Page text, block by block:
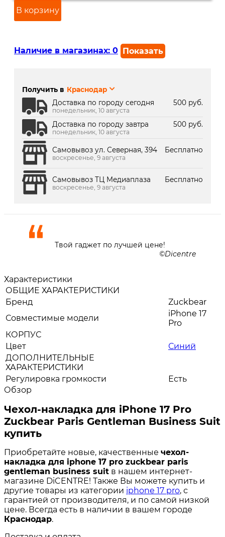
В корзину
Наличие в магазинах: 0 Показать
г. Краснодар, ТК Медиаплаза:
Получить в Краснодар
Доставка по городу сегодня
500 руб.
понедельник, 10 августа
Доставка по городу завтра 500 руб.
понедельник, 10 августа
Самовывоз ул. Северная, 394 Бесплатно
воскресенье, 9 августа
Самовывоз ТЦ Медиаплаза Бесплатно
воскресенье, 9 августа
Твой гаджет по лучшей цене!
Dicentre
Характеристики
ОБЩИЕ ХАРАКТЕРИСТИКИ
Бренд
Zuckbear
Совместимые модели
iPhone 17
Pro
КОРПУС
Цвет
Синий
ДОПОЛНИТЕЛЬНЫЕ
ХАРАКТЕРИСТИКИ
Регулировка громкости
Есть
Обзор
Чехол-накладка для iPhone 17 Pro
Zuckbear Paris Gentleman Business Suit
купить
Приобретайте новые, качественные чехол-
накладка для iphone 17 pro zuckbear paris
gentleman business suit в нашем интернет-
магазине DiCENTRE! Также Вы можете купить и
другие товары из категории iphone 17 pro, с
гарантией от производителя, и по самой низкой
цене. Всегда есть в наличии в вашем городе
Краснодар.